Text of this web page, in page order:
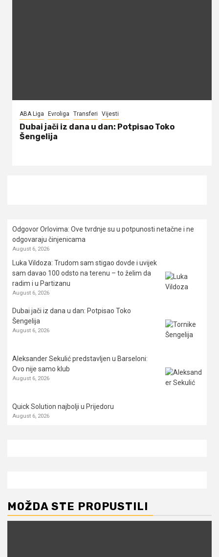
ABA Liga Evroliga Transferi Vijesti
Dubai jači iz dana u dan: Potpisao Toko
Šengelija
Odgovor Orlovima: ​Ove tvrdnje su u potpunosti netačne i ne
odgovaraju činjenicama
August 6, 2026
Luka Vildoza: Trudom sam stigao dovde i uvijek
sam davao 100 odsto na terenu – to želim da
radim i u Partizanu
August 6, 2026
Dubai jači iz dana u dan: Potpisao Toko
Šengelija
August 6, 2026
Aleksander Sekulić predstavljen u Barseloni:
Ovo nije samo klub
August 6, 2026
Quick Solution najbolji u Prijedoru
August 6, 2026
MOŽDA STE PROPUSTILI